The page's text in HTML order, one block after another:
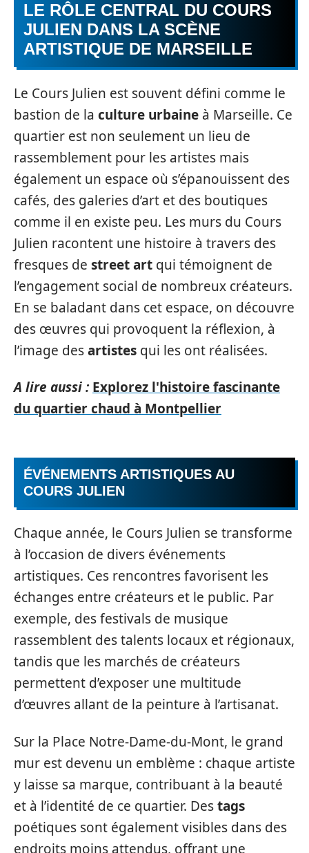
LE RÔLE CENTRAL DU COURS
JULIEN DANS LA SCÈNE
ARTISTIQUE DE MARSEILLE
Le Cours Julien est souvent défini comme le
bastion de la culture urbaine à Marseille. Ce
quartier est non seulement un lieu de
rassemblement pour les artistes mais
également un espace où s’épanouissent des
cafés, des galeries d’art et des boutiques
comme il en existe peu. Les murs du Cours
Julien racontent une histoire à travers des
fresques de street art qui témoignent de
l’engagement social de nombreux créateurs.
En se baladant dans cet espace, on découvre
des œuvres qui provoquent la réflexion, à
l’image desartistes qui les ont réalisées.
A lire aussi : Explorez l'histoire fascinante
du quartier chaud à Montpellier
ÉVÉNEMENTS ARTISTIQUES AU
COURS JULIEN
Chaque année, le Cours Julien se transforme
à l’occasion de divers événements
artistiques. Ces rencontres favorisent les
échanges entre créateurs et le public. Par
exemple, des festivals de musique
rassemblent des talents locaux et régionaux,
tandis que les marchés de créateurs
permettent d’exposer une multitude
d’œuvres allant de la peinture à l’artisanat.
Sur la Place Notre-Dame-du-Mont, le grand
mur est devenu un emblème : chaque artiste
y laisse sa marque, contribuant à la beauté
et à l’identité de ce quartier. Destags
poétiques sont également visibles dans des
endroits moins attendus, offrant une